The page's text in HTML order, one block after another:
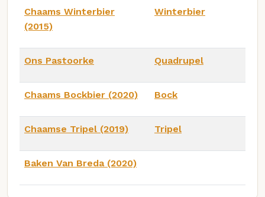
Chaams Winterbier
(2015)
Winterbier
Ons Pastoorke Quadrupel
Chaams Bockbier (2020) Bock
Chaamse Tripel (2019) Tripel
Baken Van Breda (2020)